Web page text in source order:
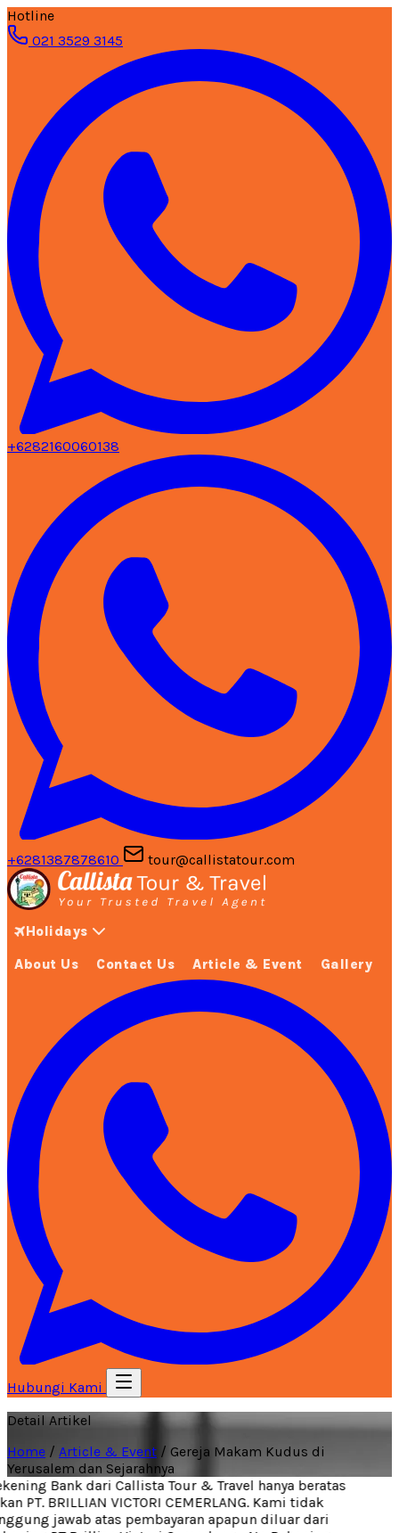
Hotline
021 3529 3145
+6282160060138
+6281387878610 tour@callistatour.com
Holidays
About Us Contact Us Article & Event Gallery
Hubungi Kami
Detail Artikel
Home / Article & Event / Gereja Makam Kudus di
Yerusalem dan Sejarahnya
Bank dari Callista Tour & Travel hanya beratas
PT. BRILLIAN VICTORI CEMERLANG. Kami tidak
jawab atas pembayaran apapun diluar dari